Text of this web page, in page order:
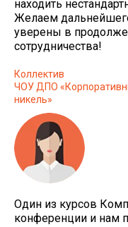
находить
Желаем
уверены в
сотрудничества!
Коллектив
ЧОУ ДПО
никель»
Один из курсов
конференции и нам